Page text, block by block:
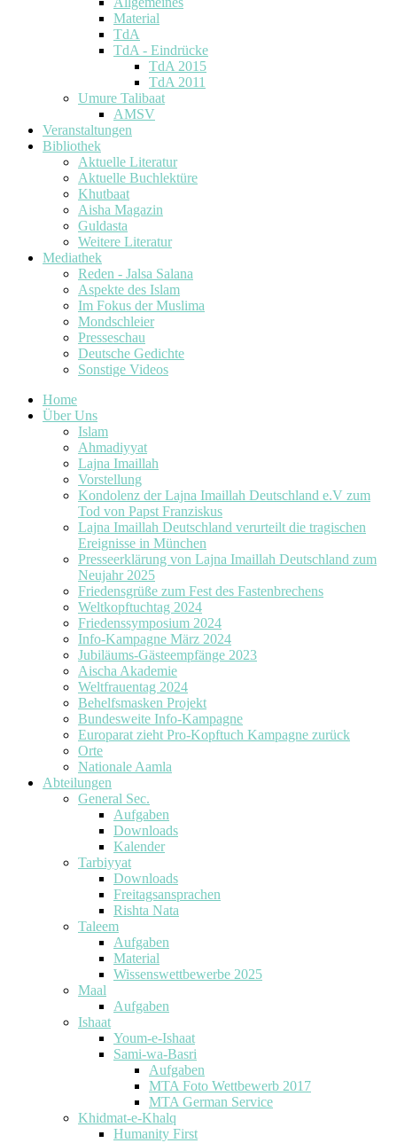
Material
TdA
TdA - Eindrücke
TdA 2015
TdA 2011
Umure Talibaat
AMSV
Veranstaltungen
Bibliothek
Aktuelle Literatur
Aktuelle Buchlektüre
Khutbaat
Aisha Magazin
Guldasta
Weitere Literatur
Mediathek
Reden - Jalsa Salana
Aspekte des Islam
Im Fokus der Muslima
Mondschleier
Presseschau
Deutsche Gedichte
Sonstige Videos
Home
Über Uns
Islam
Ahmadiyyat
Lajna Imaillah
Vorstellung
Kondolenz der Lajna Imaillah Deutschland e.V zum
Tod von Papst Franziskus
Lajna Imaillah Deutschland verurteilt die tragischen
Ereignisse in München
Presseerklärung von Lajna Imaillah Deutschland zum
Neujahr 2025
Friedensgrüße zum Fest des Fastenbrechens
Weltkopftuchtag 2024
Friedenssymposium 2024
Info-Kampagne März 2024
Jubiläums-Gästeempfänge 2023
Aischa Akademie
Weltfrauentag 2024
Behelfsmasken Projekt
Bundesweite Info-Kampagne
Europarat zieht Pro-Kopftuch Kampagne zurück
Orte
Nationale Aamla
Abteilungen
General Sec.
Aufgaben
Downloads
Kalender
Tarbiyyat
Downloads
Freitagsansprachen
Rishta Nata
Taleem
Aufgaben
Material
Wissenswettbewerbe 2025
Maal
Aufgaben
Ishaat
Youm-e-Ishaat
Sami-wa-Basri
Aufgaben
MTA Foto Wettbewerb 2017
MTA German Service
Khidmat-e-Khalq
Humanity First